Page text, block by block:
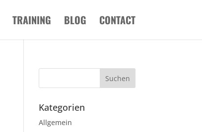
TRAINING BLOG CONTACT
Kategorien
Allgemein